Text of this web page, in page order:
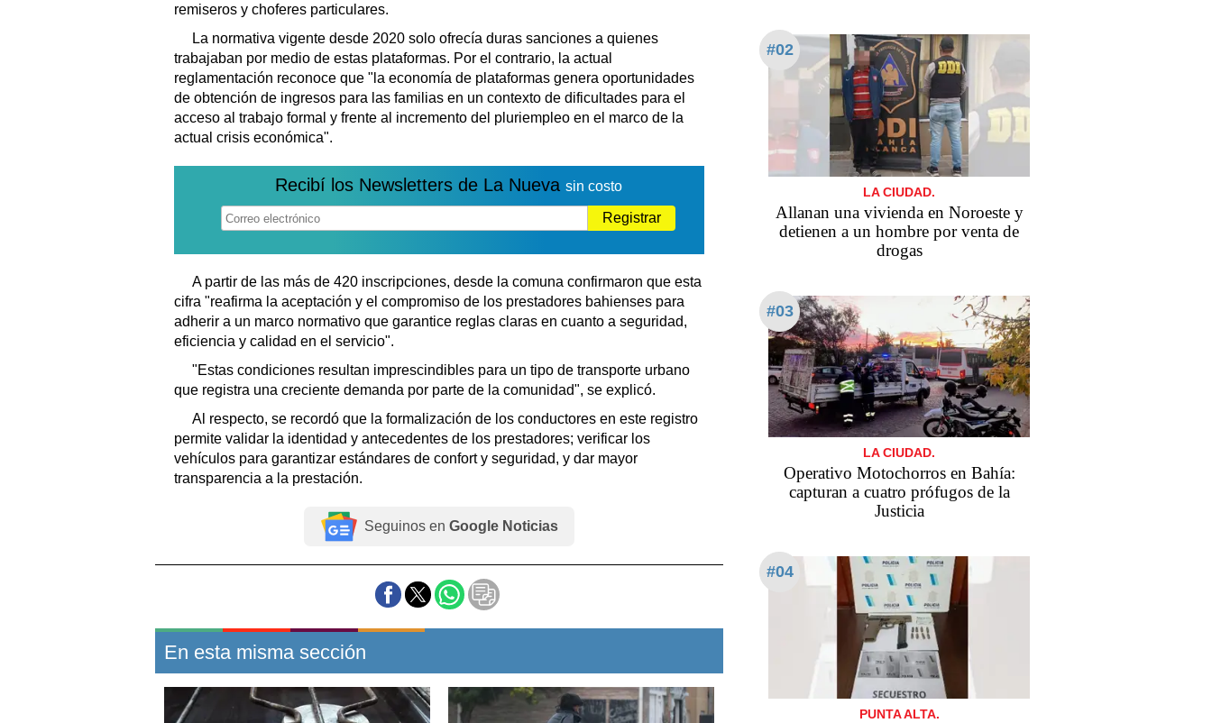
remiseros y choferes particulares.
La normativa vigente desde 2020 solo ofrecía duras sanciones a quienes
trabajaban por medio de estas plataformas. Por el contrario, la actual
reglamentación reconoce que "la economía de plataformas genera oportunidades
de obtención de ingresos para las familias en un contexto de dificultades para el
acceso al trabajo formal y frente al incremento del pluriempleo en el marco de la
actual crisis económica".
Recibí los Newsletters de La Nueva sin costo
Registrar
A partir de las más de 420 inscripciones, desde la comuna confirmaron que esta
cifra "reafirma la aceptación y el compromiso de los prestadores bahienses para
adherir a un marco normativo que garantice reglas claras en cuanto a seguridad,
eficiencia y calidad en el servicio".
"Estas condiciones resultan imprescindibles para un tipo de transporte urbano
que registra una creciente demanda por parte de la comunidad", se explicó.
Al respecto, se recordó que la formalización de los conductores en este registro
permite validar la identidad y antecedentes de los prestadores; verificar los
vehículos para garantizar estándares de confort y seguridad, y dar mayor
transparencia a la prestación.
Seguinos en Google Noticias
En esta misma sección
#02
LA CIUDAD.
Allanan una vivienda en Noroeste y
detienen a un hombre por venta de
drogas
#03
LA CIUDAD.
Operativo Motochorros en Bahía:
capturan a cuatro prófugos de la
Justicia
#04
PUNTA ALTA.